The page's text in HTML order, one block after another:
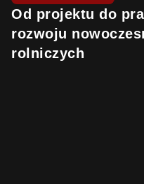
Od projektu do
rozwoju
rolniczych